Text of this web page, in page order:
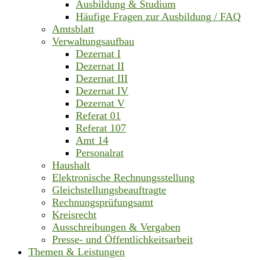
Ausbildung & Studium
Häufige Fragen zur Ausbildung / FAQ
Amtsblatt
Verwaltungsaufbau
Dezernat I
Dezernat II
Dezernat III
Dezernat IV
Dezernat V
Referat 01
Referat 107
Amt 14
Personalrat
Haushalt
Elektronische Rechnungsstellung
Gleichstellungsbeauftragte
Rechnungsprüfungsamt
Kreisrecht
Ausschreibungen & Vergaben
Presse- und Öffentlichkeitsarbeit
Themen & Leistungen